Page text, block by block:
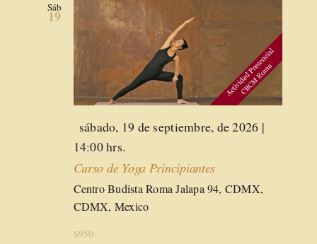
Sáb
19
Destacado
sábado, 19 de septiembre, de 2026 |
14:00 hrs.
Curso de Yoga Principiantes
Centro Budista RomaJalapa 94, CDMX,
CDMX, Mexico
$950